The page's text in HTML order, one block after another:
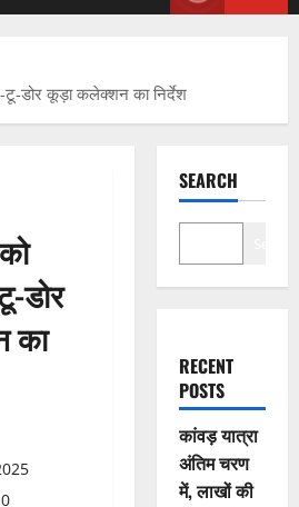
टू-डोर कूड़ा कलेक्शन का निर्देश
डोर
का
0
SEARCH
RECENT
POSTS
कांवड़ यात्रा
अंतिम चरण
में, लाखों की